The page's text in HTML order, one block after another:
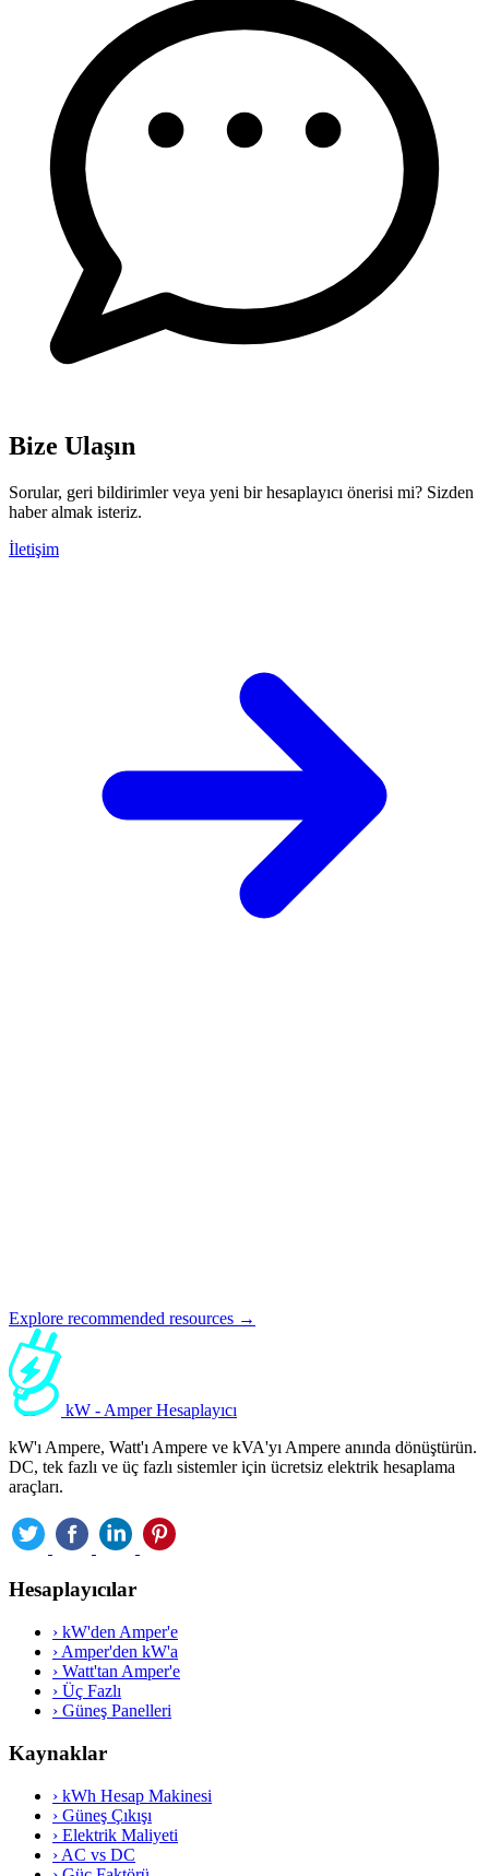
Bize Ulaşın
Sorular, geri bildirimler veya yeni bir hesaplayıcı önerisi mi? Sizden
haber almak isteriz.
İletişim
Explore recommended resources →
kW - Amper Hesaplayıcı
kW'ı Ampere, Watt'ı Ampere ve kVA'yı Ampere anında dönüştürün.
DC, tek fazlı ve üç fazlı sistemler için ücretsiz elektrik hesaplama
araçları.
Hesaplayıcılar
› kW'den Amper'e
› Amper'den kW'a
› Watt'tan Amper'e
› Üç Fazlı
› Güneş Panelleri
Kaynaklar
› kWh Hesap Makinesi
› Güneş Çıkışı
› Elektrik Maliyeti
› AC vs DC